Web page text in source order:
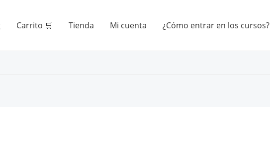
Carrito 🛒 Tienda Mi cuenta ¿Cómo entrar en los cursos?